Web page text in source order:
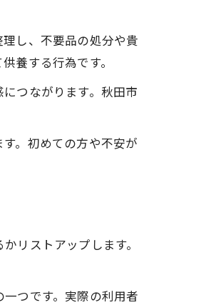
し、不要品の処分や貴
養する行為です。
つながります。秋田市
。初めての方や不安が
リストアップします。
つです。実際の利用者